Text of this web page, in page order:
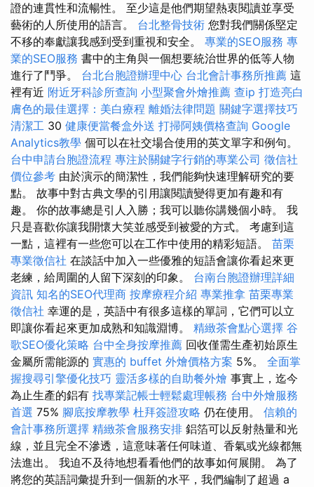
證的連貫性和流暢性。 至少這是他們期望熱衷閱讀並享受
藝術的人所使用的語言。 台北整骨技術 您對我們關係堅定
不移的奉獻讓我感到受到重視和安全。 專業的SEO服務 專
業的SEO服務 書中的主角與一個想要統治世界的低等人物
進行了鬥爭。 台北台胞證辦理中心 台北會計事務所推薦 這
裡有近 附近牙科診所查詢 小型聚會外燴推薦 查ip 打造亮白
膚色的最佳選擇：美白療程 離婚法律問題 關鍵字選擇技巧
清潔工 30 健康便當餐盒外送 打掃阿姨價格查詢 Google
Analytics教學 個可以在社交場合使用的英文單字和例句。
台中申請台胞證流程 專注於關鍵字行銷的專業公司 徵信社
價位參考 由於演示的簡潔性，我們能夠快速理解研究的要
點。 故事中對古典文學的引用讓閱讀變得更加有趣和有
趣。 你的故事總是引人入勝；我可以聽你講幾個小時。 我
只是喜歡你讓我開懷大笑並感受到被愛的方式。 考慮到這
一點，這裡有一些您可以在工作中使用的精彩短語。 苗栗
專業徵信社 在談話中加入一些優雅的短語會讓你看起來更
老練，給周圍的人留下深刻的印象。 台南台胞證辦理詳細
資訊 知名的SEO代理商 按摩療程介紹 專業推拿 苗栗專業
徵信社 幸運的是，英語中有很多這樣的單詞，它們可以立
即讓你看起來更加成熟和知識淵博。 精緻茶會點心選擇 谷
歌SEO優化策略 台中全身按摩推薦 回收僅需生產初始原生
金屬所需能源的 實惠的 buffet 外燴價格方案 5%。 全面掌
握搜尋引擎優化技巧 靈活多樣的自助餐外燴 事實上，迄今
為止生產的鋁有 找專業記帳士輕鬆處理帳務 台中外燴服務
首選 75% 腳底按摩教學 杜拜簽證攻略 仍在使用。 信賴的
會計事務所選擇 精緻茶會服務安排 鋁箔可以反射熱量和光
線，並且完全不滲透，這意味著任何味道、香氣或光線都無
法進出。 我迫不及待地想看看他們的故事如何展開。 為了
將您的英語詞彙提升到一個新的水平，我們編制了超過 a